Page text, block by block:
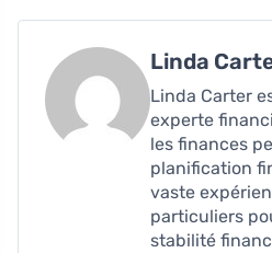
Linda
Linda Carter
experte
les finances
planification
vaste
particuliers
stabilité